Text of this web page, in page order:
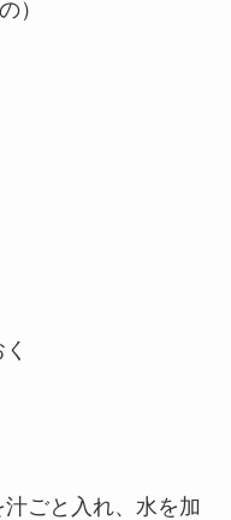
）
ごと入れ、水を加